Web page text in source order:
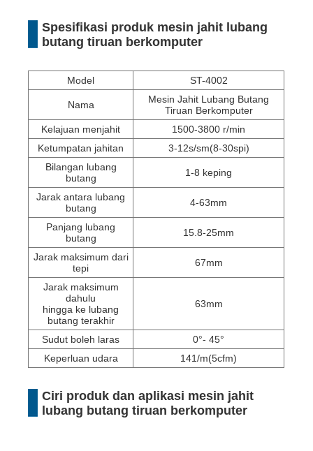
Spesifikasi produk mesin jahit lubang
butang tiruan berkomputer
Model ST-4002
Nama
Mesin Jahit Lubang Butang
Tiruan Berkomputer
Kelajuan menjahit
1500-3800 r/min
Ketumpatan jahitan
3-12s/sm(8-30spi)
Bilangan lubang
butang
1-8 keping
Jarak antara lubang
butang
4-63mm
Panjang lubang
butang
15.8-25mm
Jarak maksimum dari
tepi
67mm
Jarak maksimum
dahulu
hingga ke lubang
butang terakhir
63mm
Sudut boleh laras
0°- 45°
Keperluan udara
141/m(5cfm)
Ciri produk dan aplikasi mesin jahit
lubang butang tiruan berkomputer